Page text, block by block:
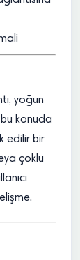
yoğun
bu konuda
edilir bir
çoklu